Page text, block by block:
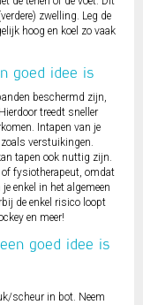
zwelling. Leg de
hoog en koel zo vaak
goed idee is
beschermd zijn,
treedt sneller
Intapen van je
verstuikingen.
tapen ook nuttig zijn.
of fysiotherapeut, omdat
enkel in het algemeen
de enkel risico loopt
en meer!
goed idee is
scheur in bot. Neem